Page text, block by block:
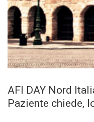
AFI DAY Nord
Paziente chiede,